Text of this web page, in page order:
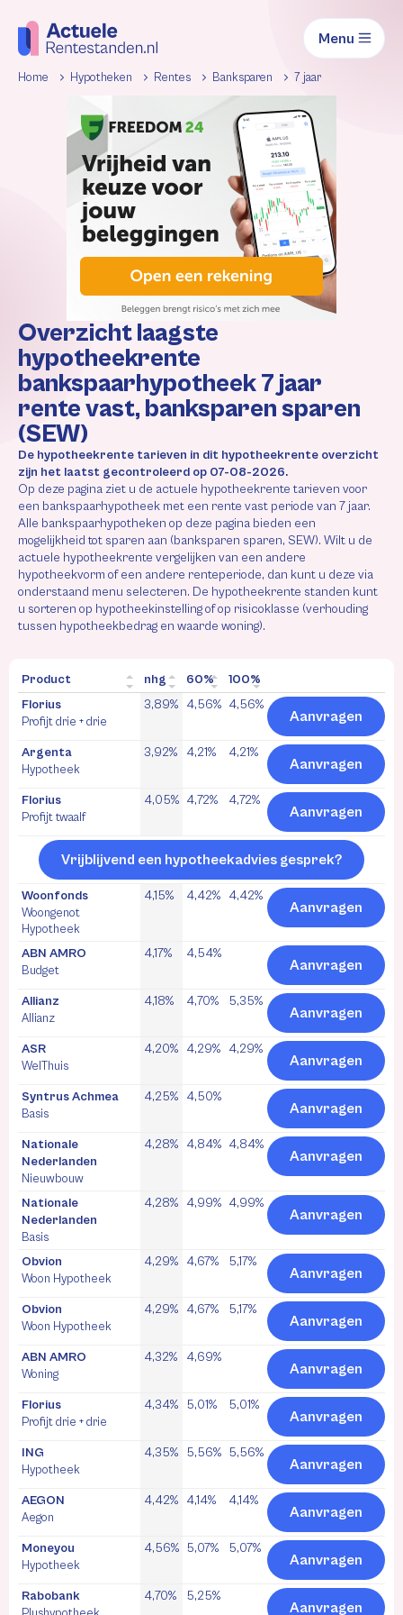
Menu
Home Hypotheken Rentes Banksparen 7 jaar
Overzicht laagste
hypotheekrente
bankspaarhypotheek 7 jaar
rente vast, banksparen sparen
(SEW)
De hypotheekrente tarieven in dit hypotheekrente overzicht
zijn het laatst gecontroleerd op 07-08-2026.
Op deze pagina ziet u de actuele hypotheekrente tarieven voor
een bankspaarhypotheek met een rente vast periode van 7 jaar.
Alle bankspaarhypotheken op deze pagina bieden een
mogelijkheid tot sparen aan (banksparen sparen, SEW). Wilt u de
actuele hypotheekrente vergelijken van een andere
hypotheekvorm of een andere renteperiode, dan kunt u deze via
onderstaand menu selecteren. De hypotheekrente standen kunt
u sorteren op hypotheekinstelling of op risicoklasse (verhouding
tussen hypotheekbedrag en waarde woning).
Product nhg 60%
100%
Florius
Profijt drie + drie
3,89% 4,56% 4,56%
Aanvragen
Argenta
Hypotheek
3,92% 4,21% 4,21%
Aanvragen
Florius
Profijt twaalf
4,05% 4,72% 4,72%
Aanvragen
Vrijblijvend een hypotheekadvies gesprek?
Woonfonds
Woongenot
Hypotheek
4,15% 4,42% 4,42%
Aanvragen
ABN AMRO
Budget
4,17% 4,54%
Aanvragen
Allianz
Allianz
4,18% 4,70% 5,35%
Aanvragen
ASR
WelThuis
4,20% 4,29% 4,29%
Aanvragen
Syntrus Achmea
Basis
4,25% 4,50%
Aanvragen
Nationale
Nederlanden
Nieuwbouw
4,28% 4,84% 4,84%
Aanvragen
Nationale
Nederlanden
Basis
4,28% 4,99% 4,99%
Aanvragen
Obvion
Woon Hypotheek
4,29% 4,67% 5,17%
Aanvragen
Obvion
Woon Hypotheek
4,29% 4,67% 5,17%
Aanvragen
ABN AMRO
Woning
4,32% 4,69%
Aanvragen
Florius
Profijt drie + drie
4,34% 5,01% 5,01%
Aanvragen
ING
Hypotheek
4,35% 5,56% 5,56%
Aanvragen
AEGON
Aegon
4,42% 4,14% 4,14%
Aanvragen
Moneyou
Hypotheek
4,56% 5,07% 5,07%
Aanvragen
Rabobank
4,70% 5,25%
Aanvragen